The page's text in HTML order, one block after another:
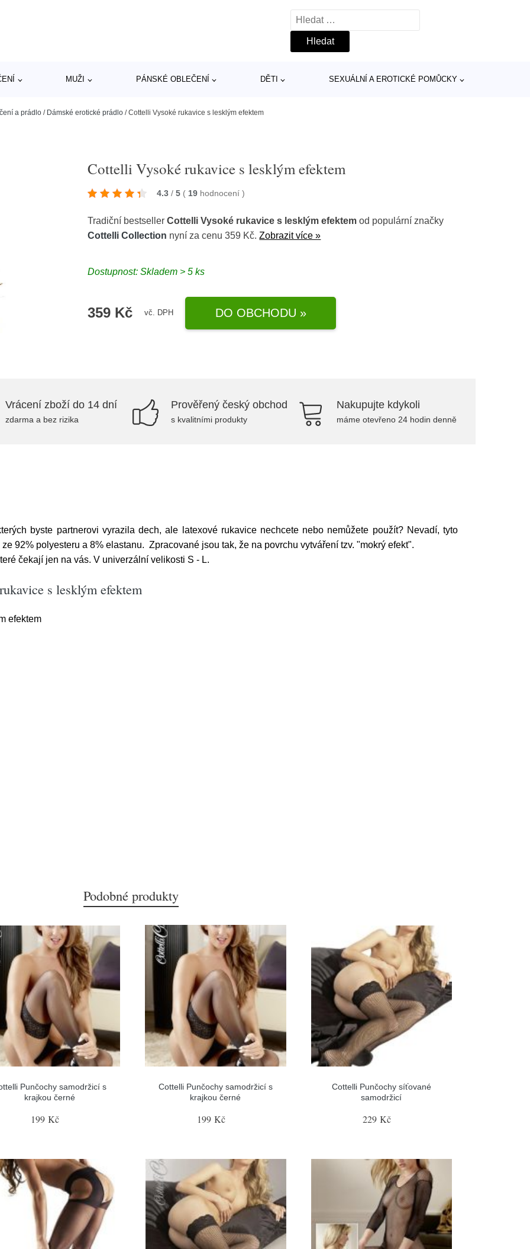
Vyhledávání
MUŽI PÁNSKÉ OBLEČENÍ DĚTI SEXUÁLNÍ A EROTICKÉ POMŮCKY
a prádlo / Dámské erotické prádlo /Cottelli Vysoké rukavice s lesklým efektem
Cottelli Vysoké rukavice s lesklým efektem
4.3 / 5 ( 19 hodnocení)
Tradiční bestsellerCottelli Vysoké rukavice s lesklým efektem od populární značky
Cottelli Collection nyní za cenu 359 Kč.Zobrazit více »
Dostupnost: Skladem > 5 ks
359 Kč vč. DPH DO OBCHODU »
Vrácení zboží do 14 dní
zdarma a bez rizika
Prověřený český obchod
s kvalitními produkty
Nakupujte kdykoli
máme otevřeno 24 hodin denně
byste partnerovi vyrazila dech, ale latexové rukavice nechcete nebo nemůžete použít? Nevadí, tyto
92% polyesteru a 8% elastanu. Zpracované jsou tak, že na povrchu vytváření tzv. "mokrý efekt".
čekají jen na vás. V univerzální velikosti S - L.
s lesklým efektem
efektem
Podobné produkty
Punčochy samodržicí s
krajkou černé
199 Kč
Cottelli Punčochy samodržicí s
krajkou černé
199 Kč
Cottelli Punčochy síťované
samodržicí
229 Kč